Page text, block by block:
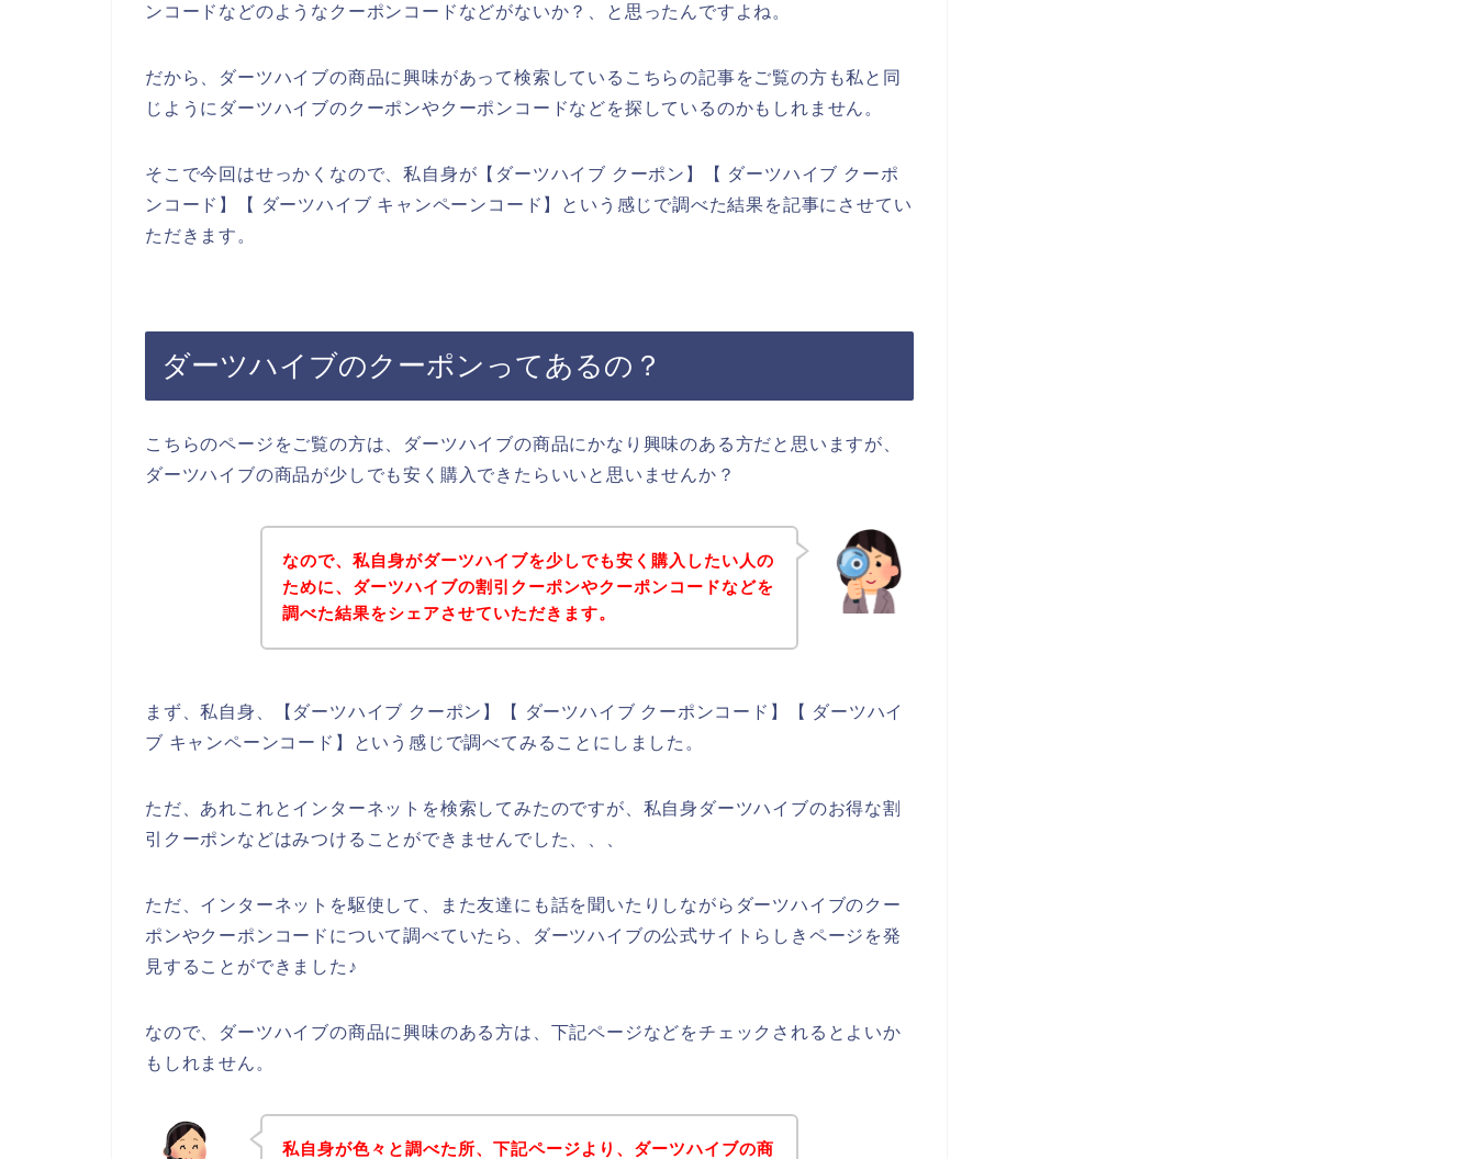
ンコードなどのようなクーポンコードなどがないか？、と思ったんですよね。
だから、ダーツハイブの商品に興味があって検索しているこちらの記事をご覧の方も私と同
じようにダーツハイブのクーポンやクーポンコードなどを探しているのかもしれません。
そこで今回はせっかくなので、私自身が【ダーツハイブ クーポン】【 ダーツハイブ クーポ
ンコード】【 ダーツハイブ キャンペーンコード】という感じで調べた結果を記事にさせてい
ただきます。
ダーツハイブのクーポンってあるの？
こちらのページをご覧の方は、ダーツハイブの商品にかなり興味のある方だと思いますが、
ダーツハイブの商品が少しでも安く購入できたらいいと思いませんか？
なので、私自身がダーツハイブを少しでも安く購入したい人の
ために、ダーツハイブの割引クーポンやクーポンコードなどを
調べた結果をシェアさせていただきます。
まず、私自身、【ダーツハイブ クーポン】【 ダーツハイブ クーポンコード】【 ダーツハイ
ブ キャンペーンコード】という感じで調べてみることにしました。
ただ、あれこれとインターネットを検索してみたのですが、私自身ダーツハイブのお得な割
引クーポンなどはみつけることができませんでした、、、
ただ、インターネットを駆使して、また友達にも話を聞いたりしながらダーツハイブのクー
ポンやクーポンコードについて調べていたら、ダーツハイブの公式サイトらしきページを発
見することができました♪
なので、ダーツハイブの商品に興味のある方は、下記ページなどをチェックされるとよいか
もしれません。
私自身が色々と調べた所、下記ページより、ダーツハイブの商